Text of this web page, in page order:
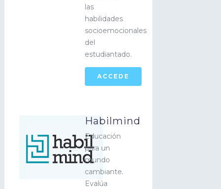
las
habilidades
socioemocionales
del
estudiantado.
ACCEDE
Habilmind
Educación
para un
mundo
cambiante.
Evalúa